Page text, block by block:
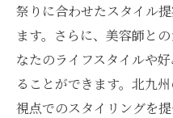
祭りに合わせたスタイル
ます。さらに、美容師と
なたのライフスタイルや
ることができます。北九
視点でのスタイリングを